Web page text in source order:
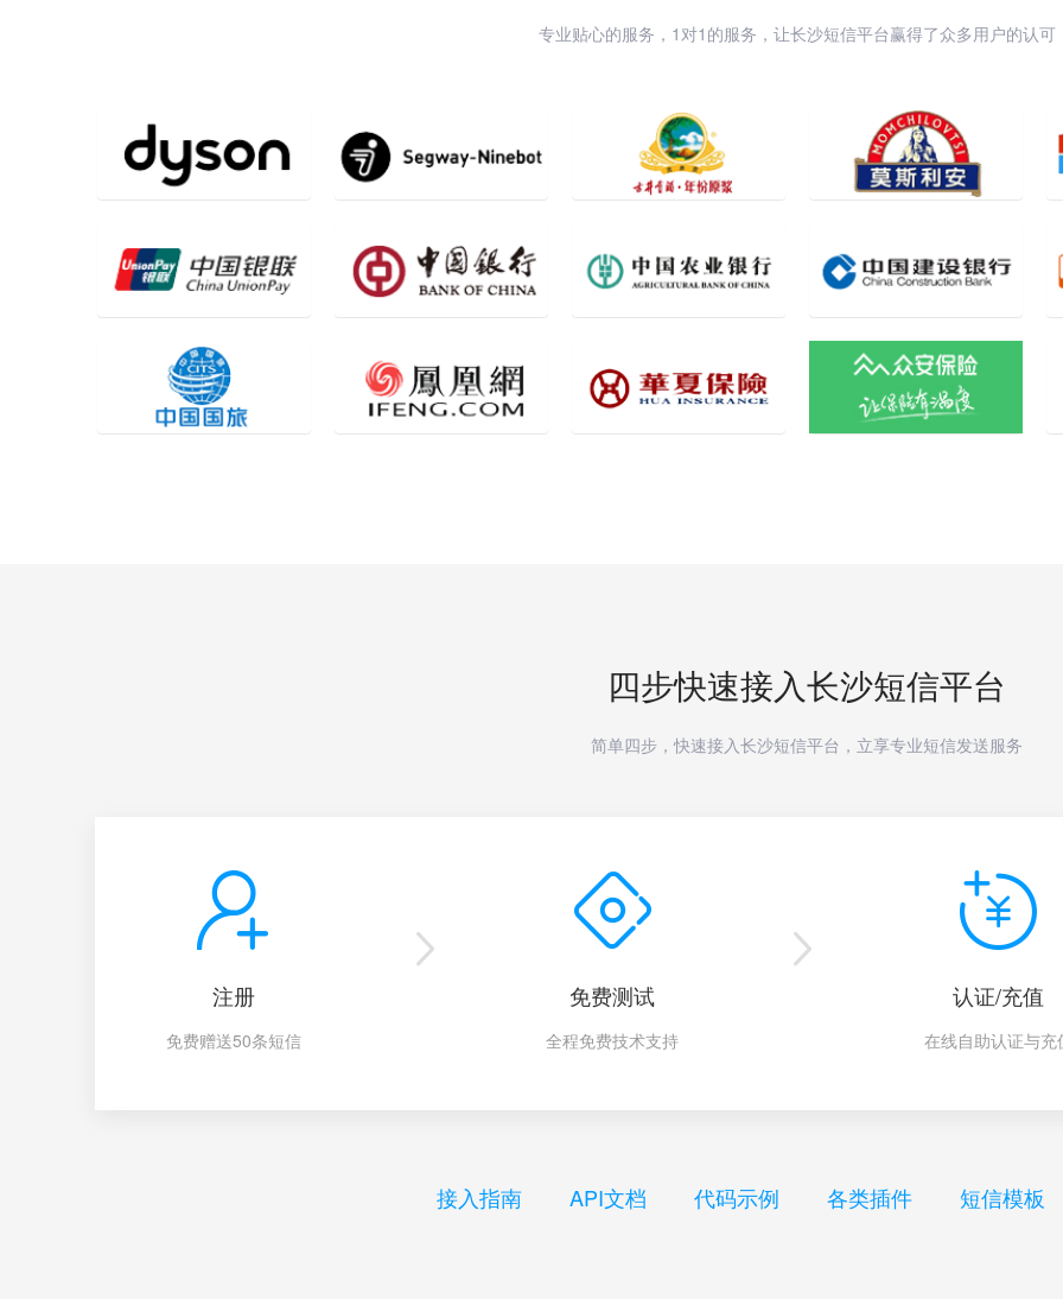
专业贴心的服务，1对1的服务，让长沙短信平台赢得了众多用户的认可
四步快速接入长沙短信平台
简单四步，快速接入长沙短信平台，立享专业短信发送服务
注册
免费赠送50条短信
免费测试
全程免费技术支持
认证/充值
在线自助认证与充
接入指南 API文档 代码示例 各类插件 短信模板